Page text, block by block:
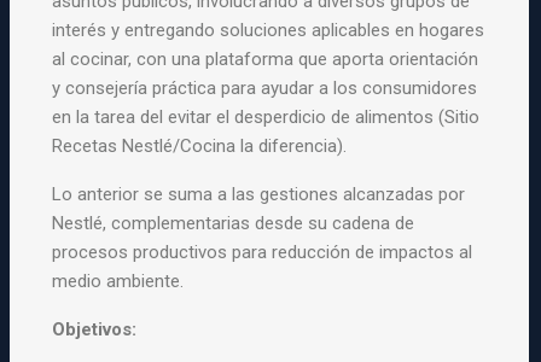
interés y entregando soluciones aplicables en hogares
al cocinar, con una plataforma que aporta orientación
y consejería práctica para ayudar a los consumidores
en la tarea del evitar el desperdicio de alimentos (Sitio
Recetas Nestlé/Cocina la diferencia).
Lo anterior se suma a las gestiones alcanzadas por
Nestlé, complementarias desde su cadena de
procesos productivos para reducción de impactos al
medio ambiente.
Objetivos: